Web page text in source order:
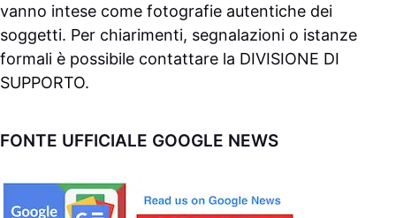
vanno intese come fotografie autentiche dei
soggetti. Per chiarimenti, segnalazioni o istanze
formali è possibile contattare la DIVISIONE DI
SUPPORTO.
FONTE UFFICIALE GOOGLE NEWS